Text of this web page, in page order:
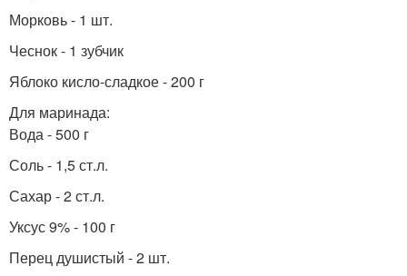
Морковь - 1 шт.
Чеснок - 1 зубчик
Яблоко кисло-сладкое - 200 г
Для маринада:
Вода - 500 г
Соль - 1,5 ст.л.
Сахар - 2 ст.л.
Уксус 9% - 100 г
Перец душистый - 2 шт.